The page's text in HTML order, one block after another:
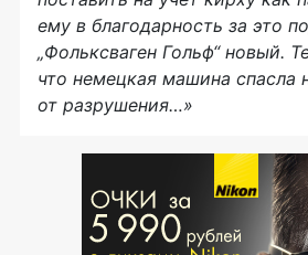
ему в благодарность за это
„Фольксваген Гольф“ новый.
что немецкая машина спасла
от разрушения…»